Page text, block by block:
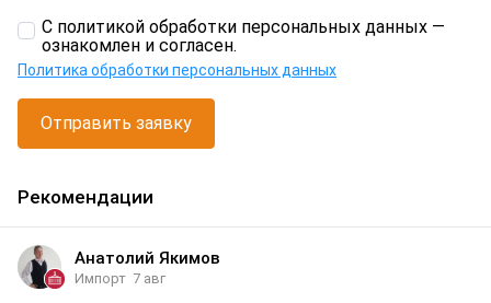
С политикой обработки персональных данных —
ознакомлен и согласен.
Политика обработки персональных данных
Отправить заявку
Рекомендации
Анатолий Якимов
Импорт 7 авг